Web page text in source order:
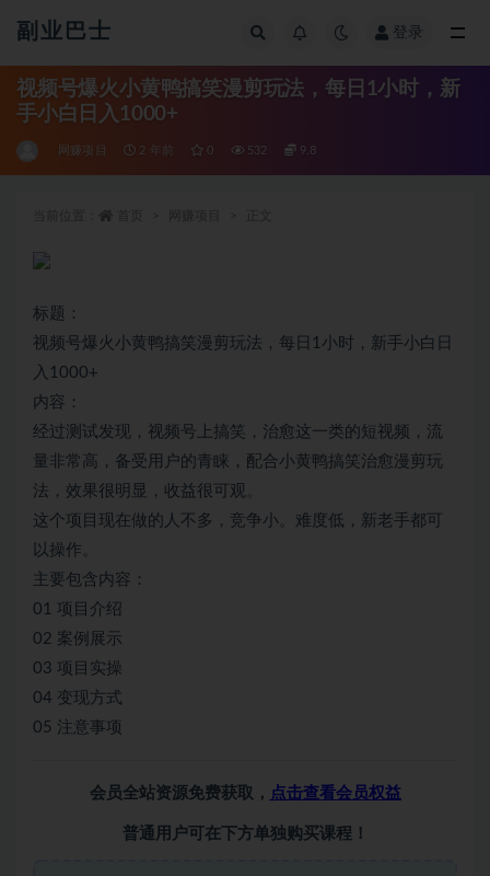
副业巴士 登录
视频号爆火小黄鸭搞笑漫剪玩法，每日1小时，新
手小白日入1000+
网赚项目 2 年前 0 532 9.8
标题：
视频号爆火小黄鸭搞笑漫剪玩法，每日1小时，新手小白日
入1000+
内容：
经过测试发现，视频号上搞笑，治愈这一类的短视频，流
量非常高，备受用户的青睐，配合小黄鸭搞笑治愈漫剪玩
法，效果很明显，收益很可观。
这个项目现在做的人不多，竞争小。难度低，新老手都可
以操作。
主要包含内容：
01 项目介绍
02 案例展示
03 项目实操
04 变现方式
05 注意事项
会员全站资源免费获取， 点击查看会员权益
普通用户可在下方单独购买课程！